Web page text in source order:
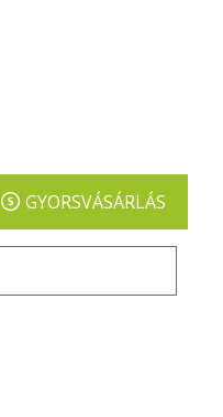
GYORSVÁSÁRLÁS